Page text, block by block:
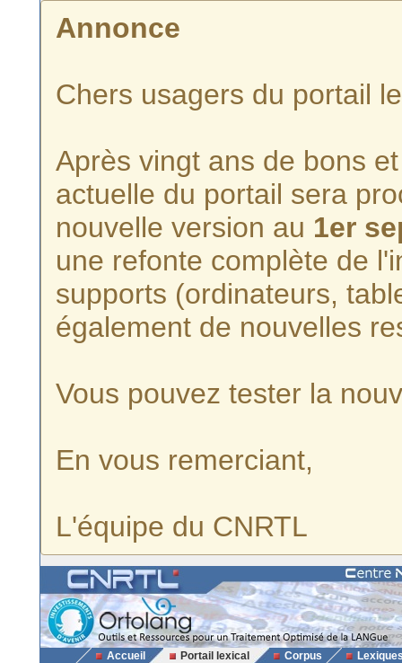
Annonce
Chers usagers du portail
Après vingt ans de bons
actuelle du portail sera
nouvelle version au 1er
une refonte complète de
supports (ordinateurs,
également de nouvelles
Vous pouvez tester la
En vous remerciant,
L'équipe du CNRTL
Accueil Portail lexical Corpus